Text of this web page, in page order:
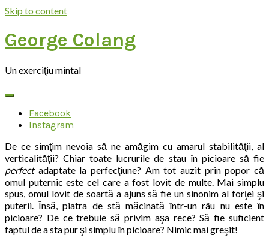
Skip to content
George Colang
Un exerciţiu mintal
Facebook
Instagram
De ce simţim nevoia să ne amăgim cu amarul stabilităţii, al
verticalităţii? Chiar toate lucrurile de stau în picioare să fie
perfectadaptate la perfecţiune? Am tot auzit prin popor că
omul puternic este cel care a fost lovit de multe. Mai simplu
spus, omul lovit de soartă a ajuns să fie un sinonim al forţei şi
puterii. Însă, piatra de stă măcinată într-un râu nu este în
picioare? De ce trebuie să privim aşa rece? Să fie suficient
faptul de a sta pur şi simplu în picioare? Nimic mai greşit!